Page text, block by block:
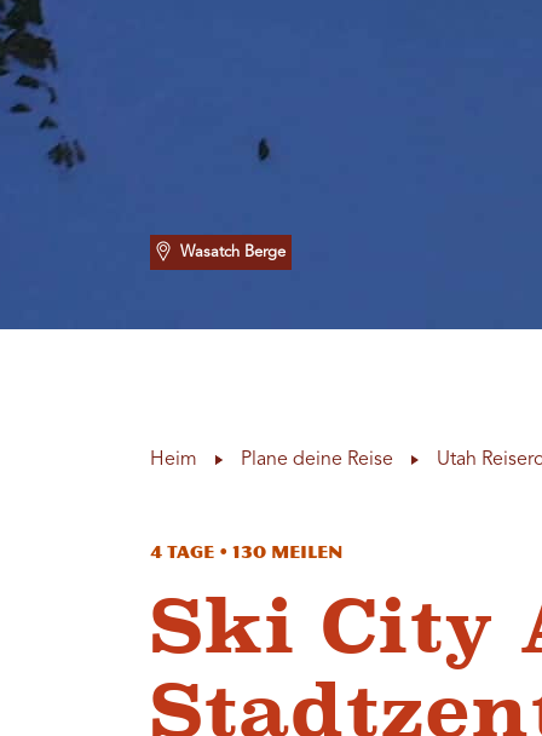
Wasatch Berge
Heim Plane deine Reise Utah
4 Tage • 130 Meilen
Ski City